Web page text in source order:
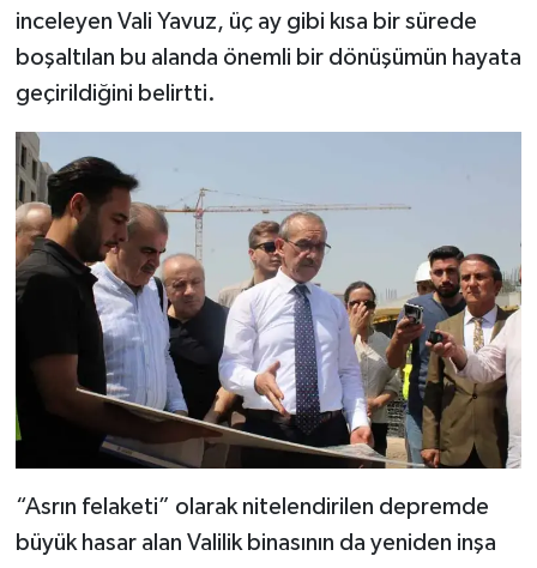
inceleyen Vali Yavuz, üç ay gibi kısa bir sürede
boşaltılan bu alanda önemli bir dönüşümün hayata
geçirildiğini belirtti.
“Asrın felaketi” olarak nitelendirilen depremde
büyük hasar alan Valilik binasının da yeniden inşa